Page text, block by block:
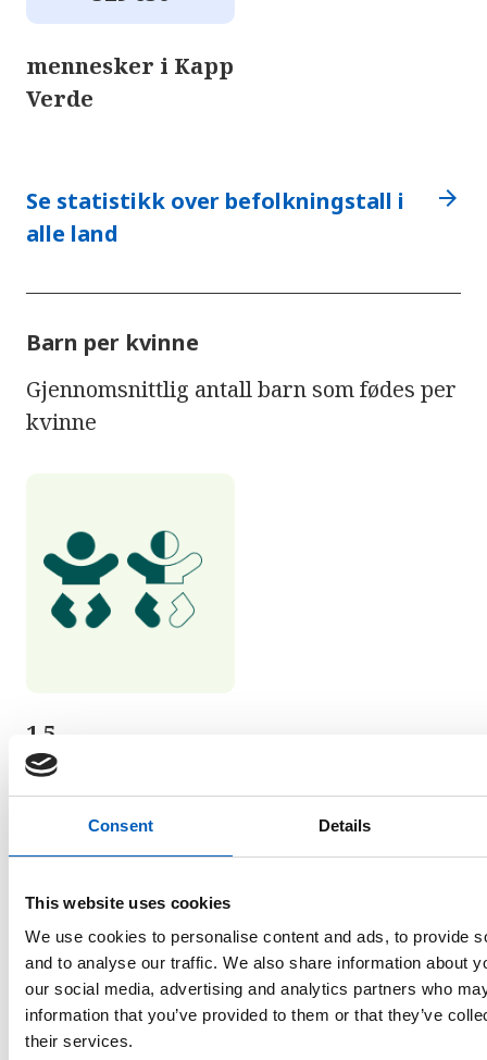
Consent Details
This website uses cookies
We use cookies to personalise content and ads, to provide
and to analyse our traffic. We also share information about
our social media, advertising and analytics partners who
information that you’ve provided to them or that they’ve
their services.
mennesker i Kapp
Verde
Se statistikk over befolkningstall i
alle land
arrow_forward
Barn per kvinne
Gjennomsnittlig antall barn som fødes per
kvinne
1,5
barn per kvinne i
Kapp Verde
Se statistikk over fruktbarhet i alle
land
Barnedødelighet